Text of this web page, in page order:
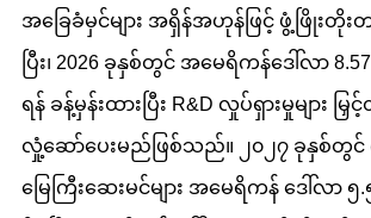
အခြေခံမှင်များ အရှိန်အဟုန်ဖြင့် ဖွံ့ဖြိုးတို
ပြီး၊ 2026 ခုနှစ်တွင် အမေရိကန်ဒေါ်လာ
ရန် ခန့်မှန်းထားပြီး R&D လှုပ်ရှားမှုများ မ
လှုံ့ဆော်ပေးမည်ဖြစ်သည်။ ၂၀၂၇ ခုနှစ်တွင်
မြေကြီးဆေးမင်များ အမေရိကန် ဒေါ်လ